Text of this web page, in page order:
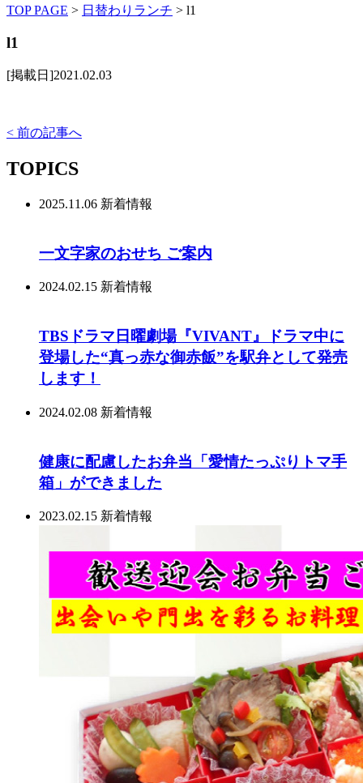
TOP PAGE > 日替わりランチ > l1
l1
[掲載日]2021.02.03
< 前の記事へ
TOPICS
2025.11.06 新着情報
一文字家のおせち ご案内
2024.02.15 新着情報
TBSドラマ日曜劇場『VIVANT』ドラマ中に
登場した“真っ赤な御赤飯”を駅弁として発売
します！
2024.02.08 新着情報
健康に配慮したお弁当「愛情たっぷりトマ手
箱」ができました
2023.02.15 新着情報